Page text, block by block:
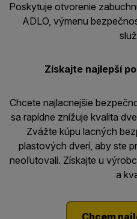
Poskytuje otvorenie
ADLO, výmenu
Získajte najlepší
Chcete najlacnejšie
sa rapídne znižuje kvalita
Zvážte kúpu lacných
plastových dverí, aby ste
neoľutovali. Získajte u
a
Chcem